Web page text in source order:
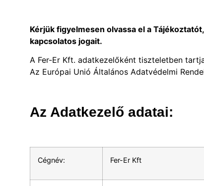
Kérjük figyelmesen olvassa el a
kapcsolatos jogait.
A Fer-Er Kft. adatkezelőként tiszteletben
Az Európai Unió Általános Adatvédelmi
Az Adatkezelő adatai:
Cégnév: Fer-Er Kft